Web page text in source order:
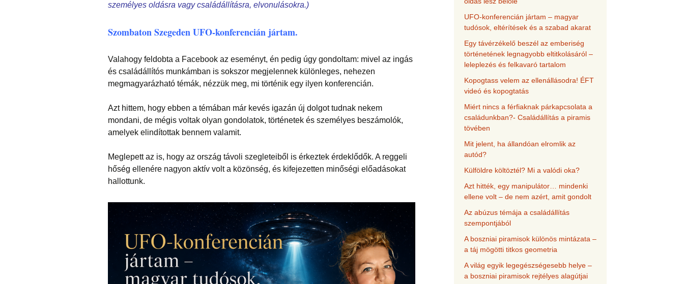
foglalkozások
személyes oldásra vagy családállításra, elvonulásokra.)
Szombaton Szegeden UFO-konferencián jártam.
Valahogy feldobta a Facebook az eseményt, én pedig úgy gondoltam: mivel az ingás
és családállítós munkámban is sokszor megjelennek különleges, nehezen
megmagyarázható témák, nézzük meg, mi történik egy ilyen konferencián.
Azt hittem, hogy ebben a témában már kevés igazán új dolgot tudnak nekem
mondani, de mégis voltak olyan gondolatok, történetek és személyes beszámolók,
amelyek elindítottak bennem valamit.
Meglepett az is, hogy az ország távoli szegleteiből is érkeztek érdeklődők. A reggeli
hőség ellenére nagyon aktív volt a közönség, és kifejezetten minőségi előadásokat
hallottunk.
UFO-konferencián jártam – magyar
tudósok, eltérítések és a szabad akarat
Egy távérzékelő beszél az emberiség
történetének legnagyobb eltitkolásáról –
leleplezés és felkavaró tartalom
Kopogtass velem az ellenállásodra! ÉFT
videó és kopogtatás
Miért nincs a férfiaknak párkapcsolata a
családunkban?- Családállítás a piramis
tövében
Mit jelent, ha állandóan elromlik az
autód?
Külföldre költöztél? Mi a valódi oka?
Azt hitték, egy manipulátor… mindenki
ellene volt – de nem azért, amit gondolt
Az abúzus témája a családállítás
szempontjából
A boszniai piramisok különös mintázata –
a táj mögötti titkos geometria
A világ egyik legegészségesebb helye –
a boszniai piramisok rejtélyes alagútjai